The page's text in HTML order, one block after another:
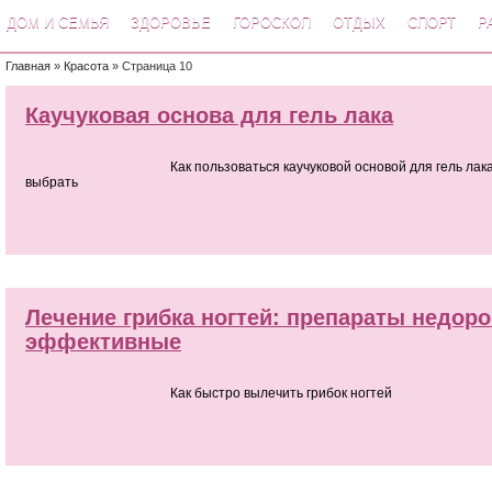
ДОМ И СЕМЬЯ ЗДОРОВЬЕ ГОРОСКОП ОТДЫХ СПОРТ
Главная » Красота » Страница 10
Каучуковая основа для гель лака
Как пользоваться каучуковой основой для гель
выбрать
Лечение грибка ногтей: препараты
эффективные
Как быстро вылечить грибок ногтей